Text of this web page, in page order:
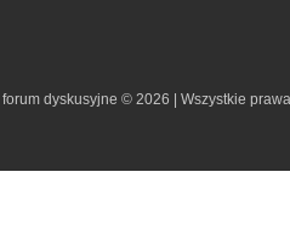
dyskusyjne © 2026 | Wszystkie